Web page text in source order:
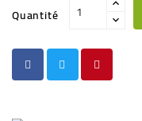
Quantité